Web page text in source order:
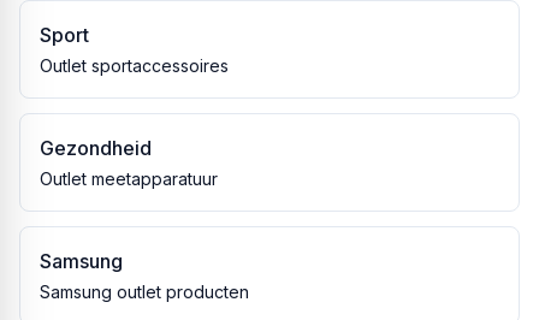
Sport
Outlet sportaccessoires
Gezondheid
Outlet meetapparatuur
Samsung
Samsung outlet producten